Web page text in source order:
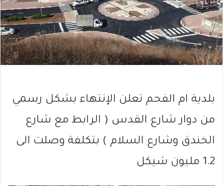
بلدية ام الفحم تعلن الإنتهاء بشكل رسمي
من دوار شارع القدس ( الرابط مع شارع
الخندق وشارع السلام ) بتكلفة وصلت الى
1.2 مليون شيكل